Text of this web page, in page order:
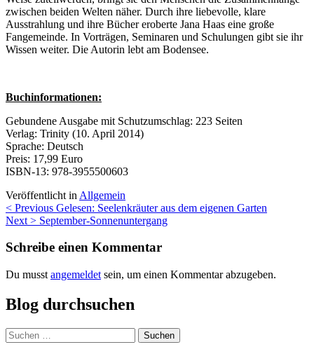
zwischen beiden Welten näher. Durch ihre liebevolle, klare
Ausstrahlung und ihre Bücher eroberte Jana Haas eine große
Fangemeinde. In Vorträgen, Seminaren und Schulungen gibt sie ihr
Wissen weiter. Die Autorin lebt am Bodensee.
Buchinformationen:
Gebundene Ausgabe mit Schutzumschlag: 223 Seiten
Verlag: Trinity (10. April 2014)
Sprache: Deutsch
Preis: 17,99 Euro
ISBN-13: 978-3955500603
Veröffentlicht in Allgemein
Beitragsnavigation
< Previous Gelesen: Seelenkräuter aus dem eigenen Garten
Next > September-Sonnenuntergang
Schreibe einen Kommentar
Du musst angemeldet sein, um einen Kommentar abzugeben.
Blog durchsuchen
Suchen